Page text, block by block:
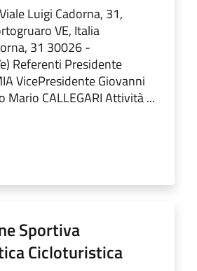
Viale Luigi Cadorna, 31,
VE, Italia
31 30026 -
Referenti Presidente
VicePresidente Giovanni
Mario CALLEGARI Attività ...
Sportiva
Cicloturistica